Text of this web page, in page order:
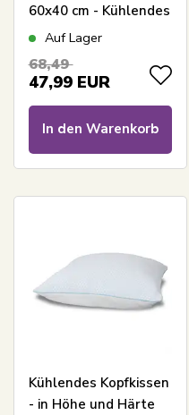
60x40 cm - Kühlendes
Schaumgel -
Kopfkissen
Auf Lager
68,49
47,99 EUR
In den Warenkorb
Kühlendes Kopfkissen
- in Höhe und Härte